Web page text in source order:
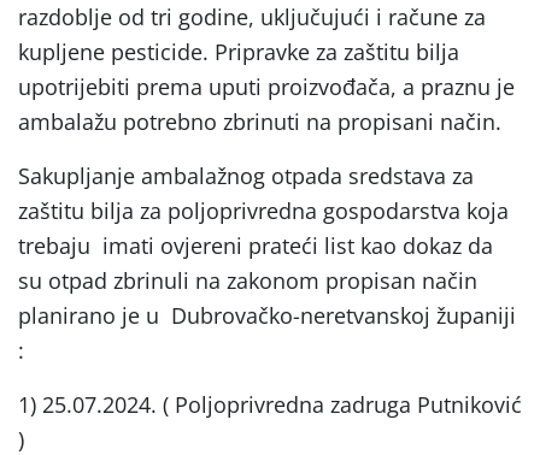
razdoblje od tri godine, uključujući i račune za
kupljene pesticide. Pripravke za zaštitu bilja
upotrijebiti prema uputi proizvođača, a praznu je
ambalažu potrebno zbrinuti na propisani način.
Sakupljanje ambalažnog otpada sredstava za
zaštitu bilja za poljoprivredna gospodarstva koja
trebaju imati ovjereni prateći list kao dokaz da
su otpad zbrinuli na zakonom propisan način
planirano je u Dubrovačko-neretvanskoj županiji
:
1) 25.07.2024. ( Poljoprivredna zadruga Putniković
)